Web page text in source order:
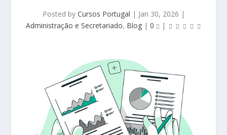
Posted by Cursos Portugal | Jan 30, 2026 |
Administração e Secretariado, Blog | 0 |